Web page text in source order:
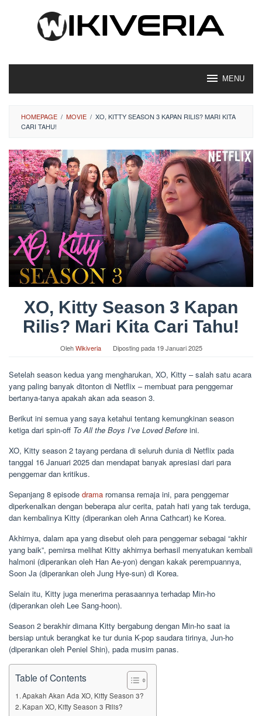
MENU
HOMEPAGE / MOVIE / XO, KITTY SEASON 3 KAPAN RILIS? MARI KITA
CARI TAHU!
XO, Kitty Season 3 Kapan
Rilis? Mari Kita Cari Tahu!
OlehWikiveria Diposting pada 19 Januari 2025
Setelah season kedua yang mengharukan, XO, Kitty – salah satu acara
yang paling banyak ditonton di Netflix – membuat para penggemar
bertanya-tanya apakah akan ada season 3.
Berikut ini semua yang saya ketahui tentang kemungkinan season
ketiga dari spin-off To All the Boys I’ve Loved Before ini.
XO, Kitty season 2 tayang perdana di seluruh dunia di Netflix pada
tanggal 16 Januari 2025 dan mendapat banyak apresiasi dari para
penggemar dan kritikus.
Sepanjang 8 episode drama romansa remaja ini, para penggemar
diperkenalkan dengan beberapa alur cerita, patah hati yang tak terduga,
dan kembalinya Kitty (diperankan oleh Anna Cathcart) ke Korea.
Akhirnya, dalam apa yang disebut oleh para penggemar sebagai “akhir
yang baik”, pemirsa melihat Kitty akhirnya berhasil menyatukan kembali
halmoni (diperankan oleh Han Ae-yon) dengan kakak perempuannya,
Soon Ja (diperankan oleh Jung Hye-sun) di Korea.
Selain itu, Kitty juga menerima perasaannya terhadap Min-ho
(diperankan oleh Lee Sang-hoon).
Season 2 berakhir dimana Kitty bergabung dengan Min-ho saat ia
bersiap untuk berangkat ke tur dunia K-pop saudara tirinya, Jun-ho
(diperankan oleh Peniel Shin), pada musim panas.
Table of Contents
Apakah Akan Ada XO, Kitty Season 3?
Kapan XO, Kitty Season 3 Rilis?